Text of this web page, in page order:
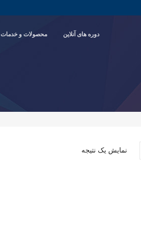
دوره های آنلاین محصولات و خدمات
نمایش یک نتیجه